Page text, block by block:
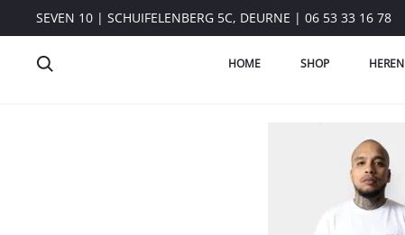
SEVEN 10 | SCHUIFELENBERG 5C, DEURNE | 06 53 33 16 78
HOME SHOP HEREN